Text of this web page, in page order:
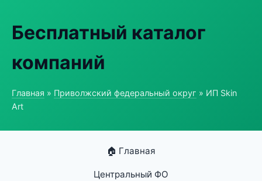
Бесплатный каталог
компаний
Главная » Приволжский федеральный округ » ИП Skin
Art
🏠 Главная
Центральный ФО